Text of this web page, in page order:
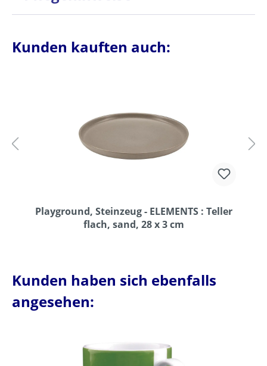
Kunden kauften auch:
Playground, Steinzeug - ELEMENTS : Teller
flach, sand, 28 x 3 cm
Kunden haben sich ebenfalls
angesehen: